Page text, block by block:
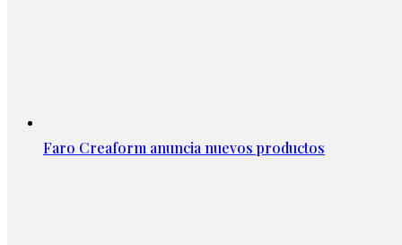
Faro Creaform anuncia nuevos productos